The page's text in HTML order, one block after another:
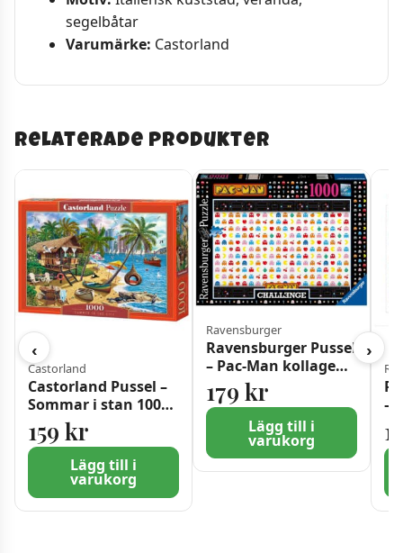
segelbåtar
Varumärke: Castorland
Relaterade produkter
‹
Castorland
Castorland Pussel –
Sommar i stan 1000
bitar
159 kr
Lägg till i
varukorg
Ravensburger
Ravensburger Pussel
– Pac-Man kollage
1000 bitar
179 kr
Lägg till i
varukorg
–
›